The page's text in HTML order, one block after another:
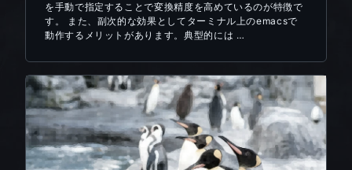
を手動で指定することで変換精度を高めているのが特徴で
す。 また、副次的な効果としてターミナル上のemacsで
動作するメリットがあります。典型的には …